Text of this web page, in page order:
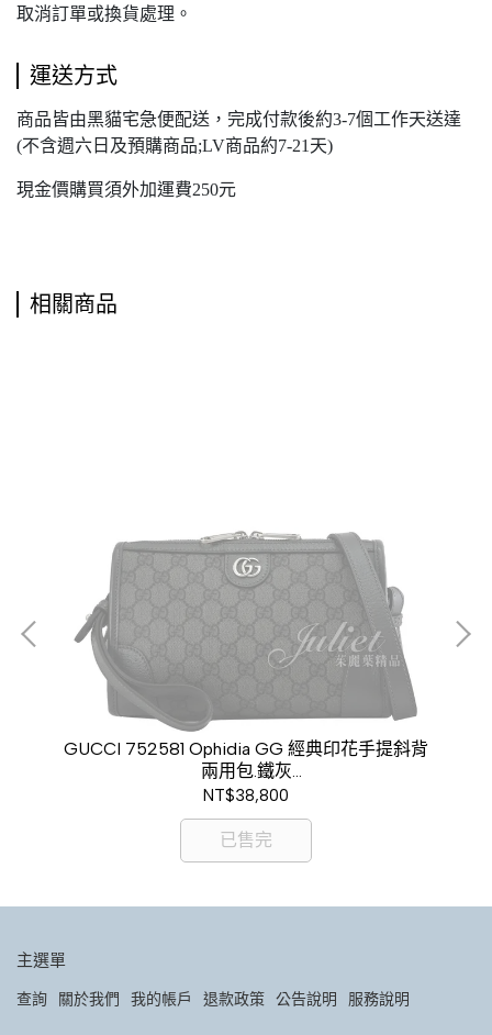
取消訂單或換貨處理。
運送方式
商品皆由黑貓宅急便配送，完成付款後約3-7個工作天送達
(不含週六日及預購商品;LV商品約7-21天)
現金價購買須外加運費250元
相關商品
GUCCI 752581 Ophidia GG 經典印花手提斜背
兩用包.鐵灰
現金價$34,800
NT$38,800
已售完
主選單
查詢 關於我們 我的帳戶 退款政策 公告說明 服務說明